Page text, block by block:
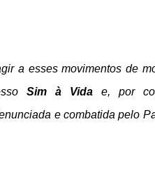
a esses movimentos de
Sim à Vida e, por
e combatida pelo